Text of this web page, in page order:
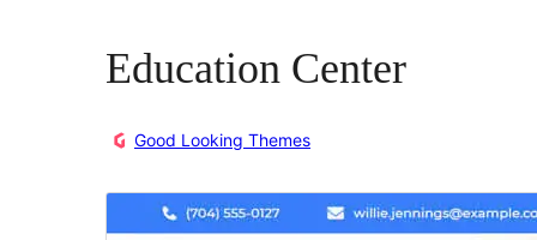
Education Center
Good Looking Themes